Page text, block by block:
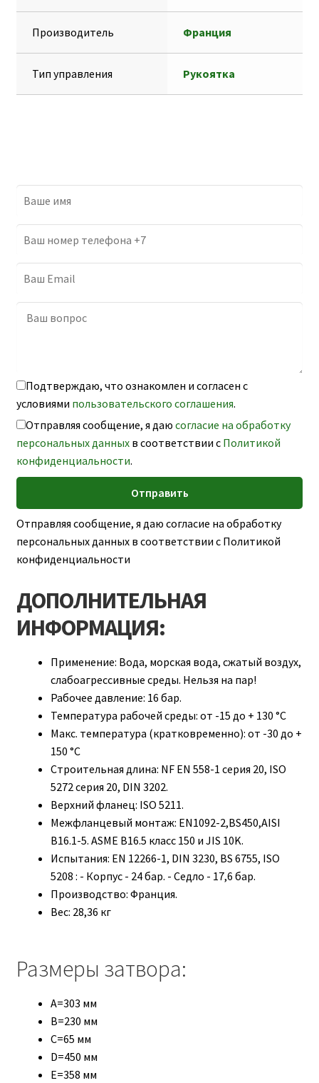
Производитель Франция
Тип управления Рукоятка
Подтверждаю, что ознакомлен и согласен с
условиями пользовательского соглашения.
Отправляя сообщение, я даю согласие на обработку
персональных данныхв соответствии с Политикой
конфиденциальности.
Отправляя сообщение, я даю согласие на обработку
персональных данных в соответствии с Политикой
конфиденциальности
ДОПОЛНИТЕЛЬНАЯ
ИНФОРМАЦИЯ:
Применение: Вода, морская вода, сжатый воздух,
слабоагрессивные среды. Нельзя на пар!
Рабочее давление: 16 бар.
Температура рабочей среды: от -15 до + 130 °С
Макс. температура (кратковременно): от -30 до +
150 °С
Строительная длина: NF EN 558-1 серия 20, ISO
5272 серия 20, DIN 3202.
Верхний фланец: ISO 5211.
Межфланцевый монтаж: EN1092-2,BS450,AISI
B16.1-5. ASME B16.5 класс 150 и JIS 10K.
Испытания: EN 12266-1, DIN 3230, BS 6755, ISO
5208 : - Корпус - 24 бар. - Седло - 17,6 бар.
Производство: Франция.
Вес: 28,36 кг
Размеры затвора:
A=303 мм
B=230 мм
C=65 мм
D=450 мм
E=358 мм